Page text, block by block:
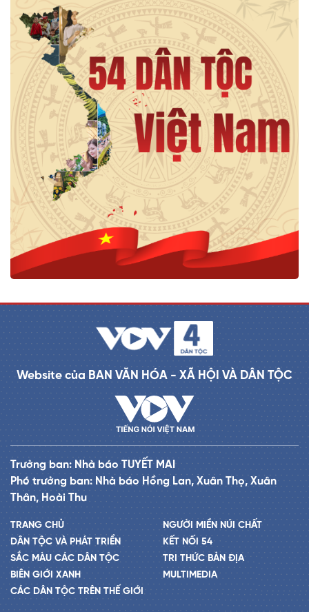
Website của BAN VĂN HÓA - XÃ HỘI VÀ DÂN TỘC
Trưởng ban: Nhà báo TUYẾT MAI
Phó trưởng ban: Nhà báo Hồng Lan, Xuân Thọ, Xuân
Thân, Hoài Thu
TRANG CHỦ
DÂN TỘC VÀ PHÁT TRIỂN
SẮC MÀU CÁC DÂN TỘC
BIÊN GIỚI XANH
CÁC DÂN TỘC TRÊN THẾ GIỚI
NGƯỜI MIỀN NÚI CHẤT
KẾT NỐI 54
TRI THỨC BẢN ĐỊA
MULTIMEDIA